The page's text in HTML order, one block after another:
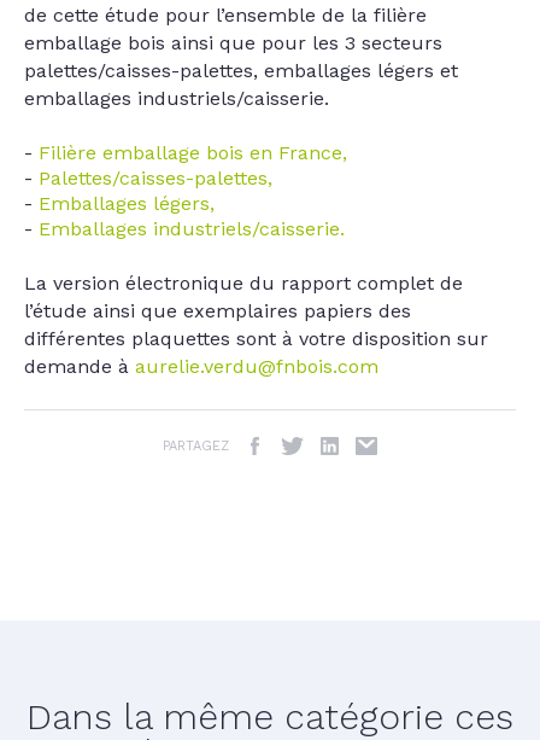
de cette étude pour l’ensemble de la filière
emballage bois ainsi que pour les 3 secteurs
palettes/caisses-palettes, emballages légers et
emballages industriels/caisserie.
Filière emballage bois en France,
Palettes/caisses-palettes,
Emballages légers,
Emballages industriels/caisserie.
La version électronique du rapport complet de
l’étude ainsi que exemplaires papiers des
différentes plaquettes sont à votre disposition sur
demande à aurelie.verdu@fnbois.com
PARTAGEZ
Dans la même catégorie ces